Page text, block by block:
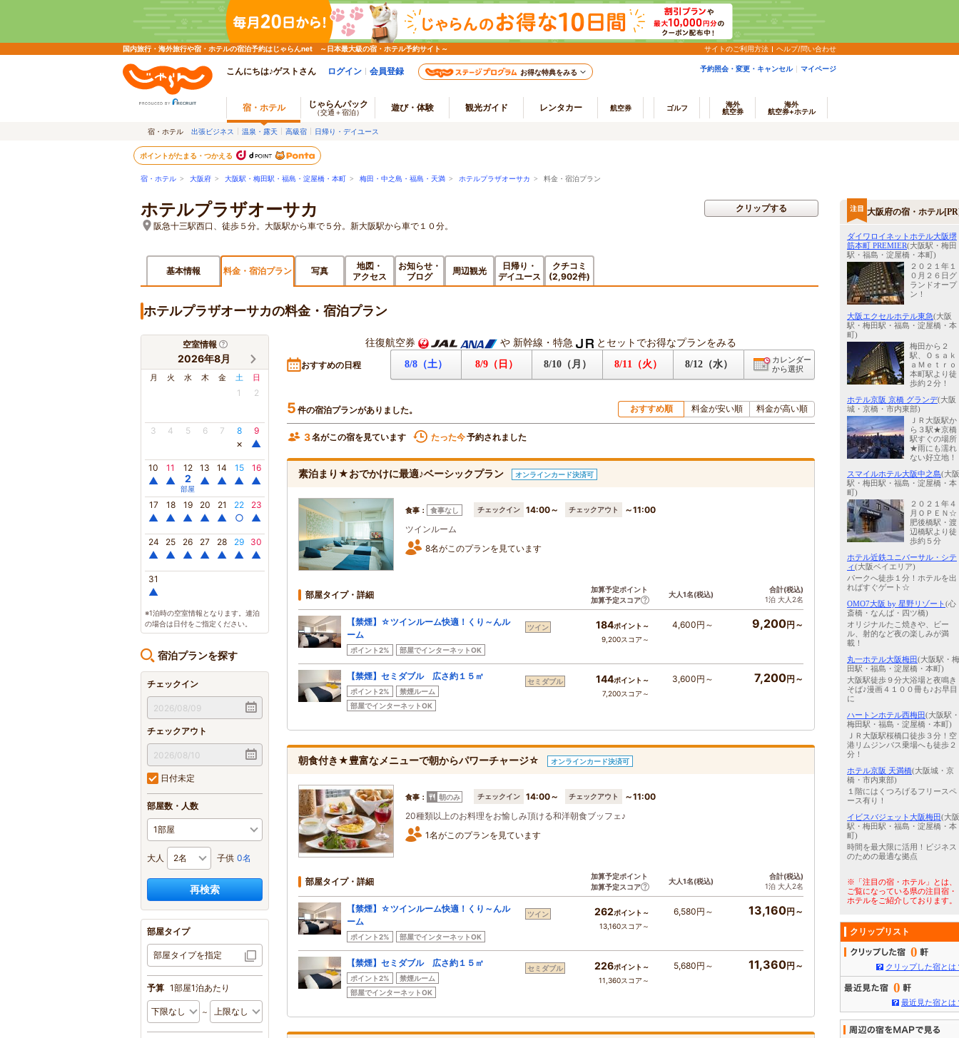
国内旅行・海外旅行や宿・ホテルの宿泊予約はじゃらんnet ～日本最大級の宿・ホテル予約サイト～ サイトのご利用方法 ヘルプ/問い合わせ
こんにちは♪ゲストさん ログイン 会員登録 お得な特典をみる 予約照会・変更・キャンセル マイページ
宿・ホテル じゃらんパック
（交通＋宿泊） 遊び・体験 観光ガイド レンタカー 航空券 ゴルフ
海外
航空券
海外
航空券+ホテル
宿・ホテル 出張ビジネス 温泉・露天 高級宿 日帰り・デイユース
ポイントがたまる・つかえる
宿・ホテル > 大阪府 > 大阪駅・梅田駅・福島・淀屋橋・本町 > 梅田・中之島・福島・天満 > ホテルプラザオーサカ > 料金・宿泊プラン
ホテルプラザオーサカ
阪急十三駅西口、徒歩５分。大阪駅から車で５分。新大阪駅から車で１０分。
クリップする
基本情報 料金・宿泊プラン 写真
地図・
アクセス
お知らせ・
ブログ
周辺観光
日帰り・
デイユース
クチコミ
(2,902件)
ホテルプラザオーサカの料金・宿泊プラン
空室情報
2026年8月
月 火 水 木 金 土 日
1 2
3 4 5 6 7 8
×
9
▲
10
▲
11
▲
12
2
部屋
13
▲
14
▲
15
▲
16
▲
17
▲
18
▲
19
▲
20
▲
21
▲
22
○
23
▲
24
▲
25
▲
26
▲
27
▲
28
▲
29
▲
30
▲
31
▲
※1泊時の空室情報となります。連泊
の場合は日付をご指定ください。
宿泊プランを探す
チェックイン
チェックアウト
日付未定
部屋数・人数
大人 子供 0名
再検索
部屋タイプ
部屋タイプを指定
予算 1部屋1泊あたり
～
往復航空券 や 新幹線・特急 とセットでお得なプランをみる
おすすめの日程 8/8（土） 8/9（日） 8/10（月） 8/11（火） 8/12（水）
カレンダー
から選択
5 件の宿泊プランがありました。 おすすめ順 料金が安い順 料金が高い順
3名がこの宿を見ています たった今予約されました
素泊まり★おでかけに最適♪ベーシックプラン オンラインカード決済可
食事： 食事なし チェックイン 14:00～ チェックアウト
～11:00
ツインルーム
8名がこのプランを見ています
部屋タイプ・詳細
加算予定ポイント
加算予定スコア
大人1名(税込)
合計(税込)
1泊 大人2名
【禁煙】☆ツインルーム快適！くり～んル
ーム
ポイント2% 部屋でインターネットOK
ツイン 184ポイント～
9,200スコア～
4,600円～ 9,200円～
【禁煙】セミダブル 広さ約１５㎡
ポイント2%
禁煙ルーム
部屋でインターネットOK
セミダブル 144ポイント～
7,200スコア～
3,600円～ 7,200円～
朝食付き★豊富なメニューで朝からパワーチャージ☆ オンラインカード決済可
食事： 朝のみ チェックイン 14:00～ チェックアウト
～11:00
20種類以上のお料理をお愉しみ頂ける和洋朝食ブッフェ♪
1名がこのプランを見ています
部屋タイプ・詳細
加算予定ポイント
加算予定スコア
大人1名(税込)
合計(税込)
1泊 大人2名
【禁煙】☆ツインルーム快適！くり～んル
ーム
ポイント2% 部屋でインターネットOK
ツイン 262ポイント～
13,160スコア～
6,580円～ 13,160円～
【禁煙】セミダブル 広さ約１５㎡
ポイント2%
禁煙ルーム
部屋でインターネットOK
セミダブル 226ポイント～
11,360スコア～
5,680円～ 11,360円～
大阪府の宿・ホテル
ダイワロイネットホテル大阪堺
筋本町 PREMIER(大阪駅・梅田
駅・福島・淀屋橋・本町)
２０２１年１
０月２６日グ
ランドオープ
ン！
大阪エクセルホテル東急(大阪
駅・梅田駅・福島・淀屋橋・本
町)
梅田から２
駅、Ｏｓａｋ
ａＭｅｔｒｏ
本町駅より徒
歩約２分！
ホテル京阪 京橋 グランデ(大阪
城・京橋・市内東部)
ＪＲ大阪駅か
ら３駅★京橋
駅すぐの場所
★雨にも濡れ
ない好立地！
スマイルホテル大阪中之島(大阪
駅・梅田駅・福島・淀屋橋・本
町)
２０２１年４
月ＯＰＥＮ☆
肥後橋駅・渡
辺橋駅より徒
歩約５分
ホテル近鉄ユニバーサル・シテ
ィ(大阪ベイエリア)
パークへ徒歩１分！ホテルを出
ればすぐゲート☆
OMO7大阪 by 星野リゾート(心
斎橋・なんば・四ツ橋)
オリジナルたこ焼きや、ビー
ル、射的など夜の楽しみが満
載！
丸一ホテル大阪梅田(大阪駅・梅
田駅・福島・淀屋橋・本町)
大阪駅徒歩９分大浴場と夜鳴き
そば♪漫画４１００冊も♪お早目
に
ハートンホテル西梅田(大阪駅・
梅田駅・福島・淀屋橋・本町)
ＪＲ大阪駅桜橋口徒歩３分！空
港リムジンバス乗場へも徒歩２
分！
ホテル京阪 天満橋(大阪城・京
橋・市内東部)
１階にはくつろげるフリースペ
ース有り！
イビスバジェット大阪梅田(大阪
駅・梅田駅・福島・淀屋橋・本
町)
時間を最大限に活用！ビジネス
のための最適な拠点
※「注目の宿・ホテル」とは、
ご覧になっている県の注目宿・
ホテルをご紹介しております。
クリップリスト
0
クリップした宿とは
0
最近見た宿とは